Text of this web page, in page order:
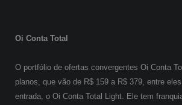
Oi Conta Total
O portfólio de ofertas convergentes Oi Conta
planos, que vão de R$ 159 a R$ 379, entre
entrada, o Oi Conta Total Light. Ele tem